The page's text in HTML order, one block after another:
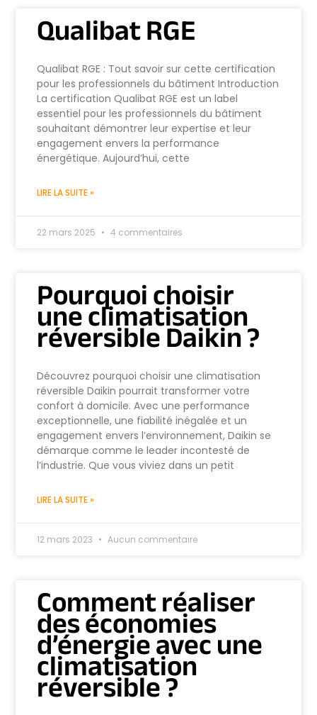
Qualibat RGE
Qualibat RGE : Tout savoir sur cette certification
pour les professionnels du bâtiment Introduction
La certification Qualibat RGE est un label
essentiel pour les professionnels du bâtiment
souhaitant démontrer leur expertise et leur
engagement envers la performance
énergétique. Aujourd’hui, cette
LIRE LA SUITE »
22 mars 2025 4 commentaires
Pourquoi choisir
une climatisation
réversible Daikin ?
Découvrez pourquoi choisir une climatisation
réversible Daikin pourrait transformer votre
confort à domicile. Avec une performance
exceptionnelle, une fiabilité inégalée et un
engagement envers l’environnement, Daikin se
démarque comme le leader incontesté de
l’industrie. Que vous viviez dans un petit
LIRE LA SUITE »
12 mars 2023 Aucun commentaire
Comment réaliser
des économies
d’énergie avec une
climatisation
réversible ?